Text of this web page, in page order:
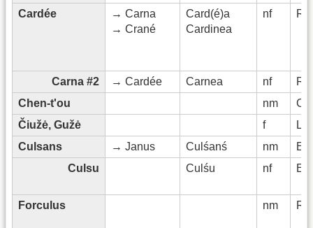
Cardée
→ Carna
→ Crané
Card(é)a
Cardinea
nf
Carna #2 → Cardée Carnea nf
Chen-t'ou
nm
Čiužė, Gužė
f
Culsans
→ Janus Culśanś nm
Culsu
Culśu nf
Forculus nm